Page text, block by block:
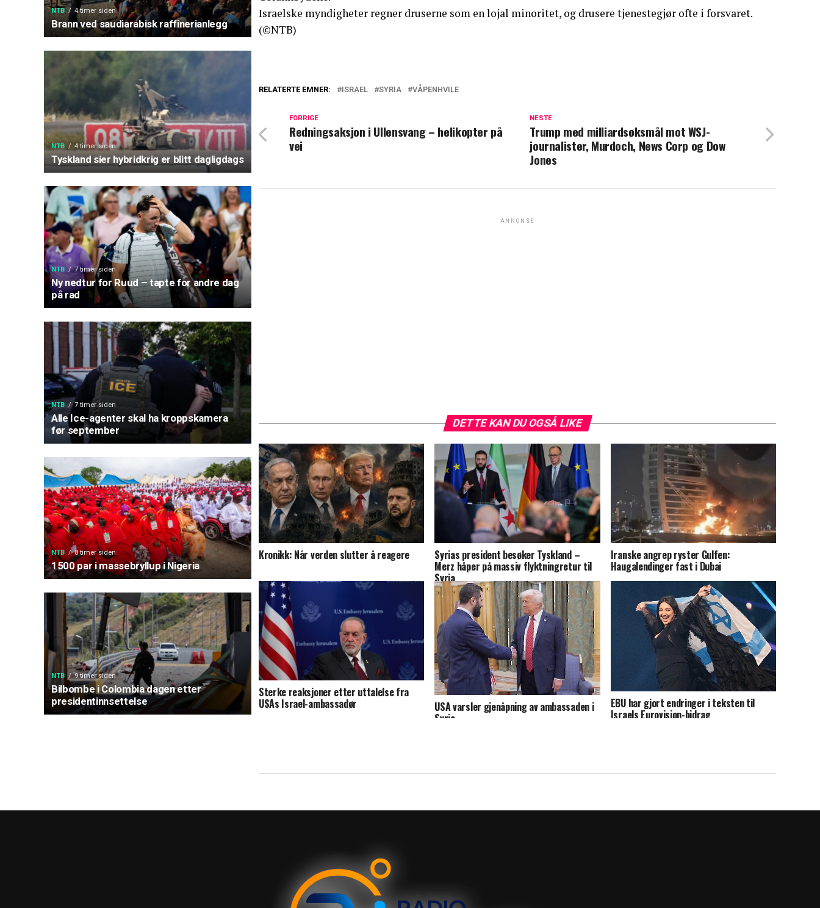
NTB 4 timer siden
Brann ved saudiarabisk raffinerianlegg
NTB 4 timer siden
Tyskland sier hybridkrig er blitt dagligdags
NTB 7 timer siden
Ny nedtur for Ruud – tapte for andre dag
på rad
NTB 7 timer siden
Alle Ice-agenter skal ha kroppskamera
før september
NTB 8 timer siden
1500 par i massebryllup i Nigeria
NTB 9 timer siden
Bilbombe i Colombia dagen etter
presidentinnsettelse
Israelske myndigheter regner druserne som en lojal minoritet, og drusere tjenestegjør ofte i forsvaret.
(©NTB)
RELATERTE EMNER: ISRAEL SYRIA VÅPENHVILE
NESTE
Trump med milliardsøksmål mot WSJ-
journalister, Murdoch, News Corp og Dow
Jones
FORRIGE
Redningsaksjon i Ullensvang – helikopter på
vei
ANNONSE
DETTE KAN DU OGSÅ LIKE
Kronikk: Når verden slutter å reagere Syrias president besøker Tyskland –
Merz håper på massiv flyktningretur til
Syria
Iranske angrep ryster Gulfen:
Haugalendinger fast i Dubai
Sterke reaksjoner etter uttalelse fra
USAs Israel-ambassadør USA varsler gjenåpning av ambassaden i
Syria
EBU har gjort endringer i teksten til
Israels Eurovision-bidrag